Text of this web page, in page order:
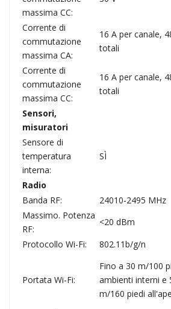
massima CC:
Corrente di
commutazione
massima CA:
16 A per canale,
totali
Corrente di
commutazione
massima CC:
16 A per canale,
totali
Sensori,
misuratori
Sensore di
temperatura
interna:
SÌ
Radio
Banda RF:
24010-2495 MHz
Massimo. Potenza
RF:
<20 dBm
Protocollo Wi-Fi:
802.11b/g/n
Portata Wi-Fi:
Fino a 30 m/100
ambienti interni e
m/160 piedi